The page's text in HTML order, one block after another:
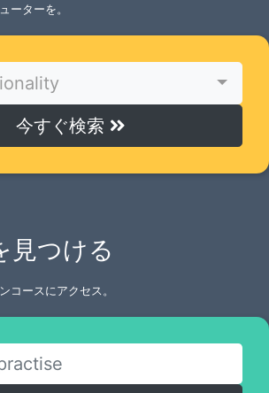
ーターを。
今すぐ検索
見つける
コースにアクセス。